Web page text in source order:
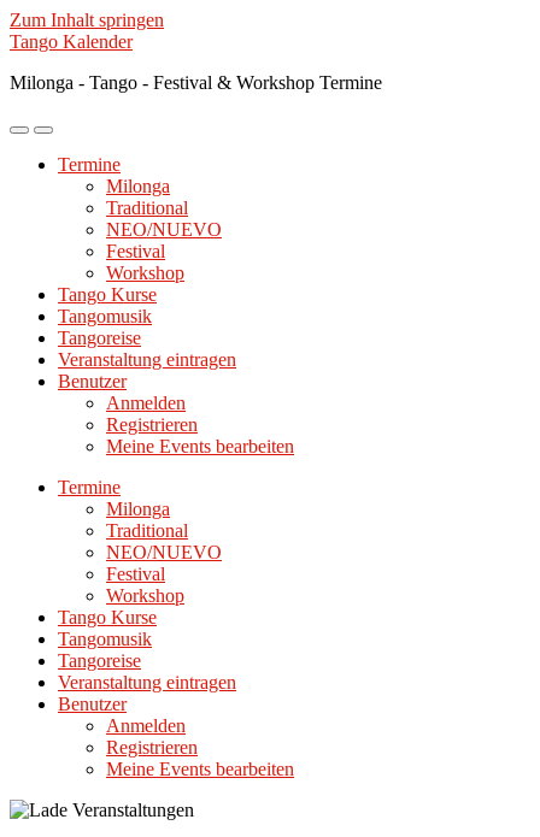
Zum Inhalt springen
Tango Kalender
Milonga - Tango - Festival & Workshop Termine
Mobile-
ein-/ausblenden
Suchfeld
ein-/ausblenden
Termine
Milonga
Traditional
NEO/NUEVO
Festival
Workshop
Tango Kurse
Tangomusik
Tangoreise
Veranstaltung eintragen
Benutzer
Anmelden
Registrieren
Meine Events bearbeiten
Termine
Milonga
Traditional
NEO/NUEVO
Festival
Workshop
Tango Kurse
Tangomusik
Tangoreise
Veranstaltung eintragen
Benutzer
Anmelden
Registrieren
Meine Events bearbeiten